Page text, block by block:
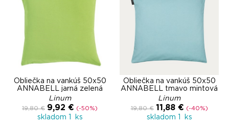
Obliečka na vankúš 50x50
ANNABELL jarná zelená
Linum
19,80 € 9,92 € (-50%)
skladom 1 ks
Obliečka na vankúš 50x50
ANNABELL tmavo mintová
Linum
19,80 € 11,88 € (-40%)
skladom 1 ks